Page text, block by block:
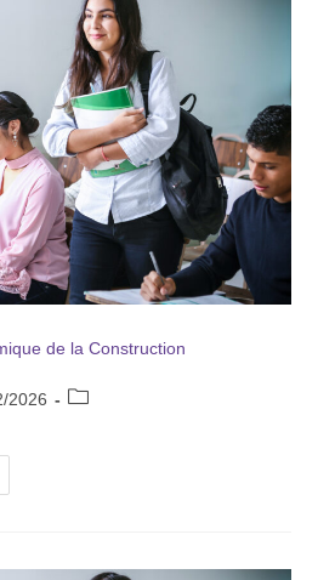
de la Construction
2026